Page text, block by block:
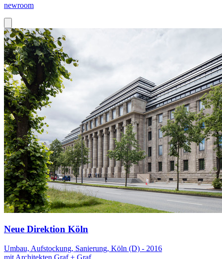
newroom
Neue Direktion Köln
Umbau, Aufstockung, Sanierung, Köln (D) - 2016
mit Architekten Graf + Graf